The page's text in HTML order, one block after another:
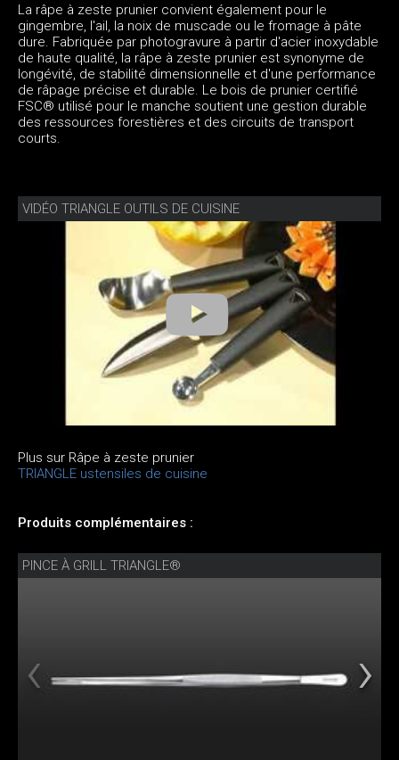
La râpe à zeste prunier convient également pour le
gingembre, l'ail, la noix de muscade ou le fromage à pâte
dure. Fabriquée par photogravure à partir d'acier inoxydable
de haute qualité, la râpe à zeste prunier est synonyme de
longévité, de stabilité dimensionnelle et d'une performance
de râpage précise et durable. Le bois de prunier certifié
FSC® utilisé pour le manche soutient une gestion durable
des ressources forestières et des circuits de transport
courts.
VIDÉO TRIANGLE OUTILS DE CUISINE
Plus sur Râpe à zeste prunier
TRIANGLE ustensiles de cuisine
Produits complémentaires :
PINCE À GRILL TRIANGLE®